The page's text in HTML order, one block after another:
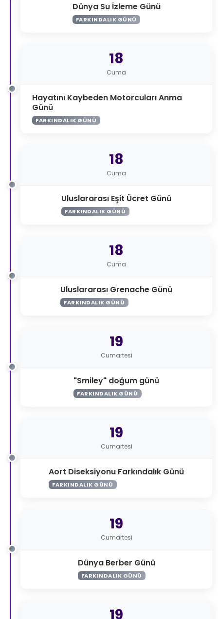
Dünya Su İzleme Günü
FARKINDALIK GÜNÜ
18
Cuma
Hayatını Kaybeden Motorcuları Anma
Günü
FARKINDALIK GÜNÜ
18
Cuma
Uluslararası Eşit Ücret Günü
FARKINDALIK GÜNÜ
18
Cuma
Uluslararası Grenache Günü
FARKINDALIK GÜNÜ
19
Cumartesi
"Smiley" doğum günü
FARKINDALIK GÜNÜ
19
Cumartesi
Aort Diseksiyonu Farkındalık Günü
FARKINDALIK GÜNÜ
19
Cumartesi
Dünya Berber Günü
FARKINDALIK GÜNÜ
19